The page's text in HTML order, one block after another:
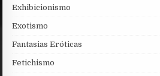
Exhibicionismo
Exotismo
Fantasias Eróticas
Fetichismo